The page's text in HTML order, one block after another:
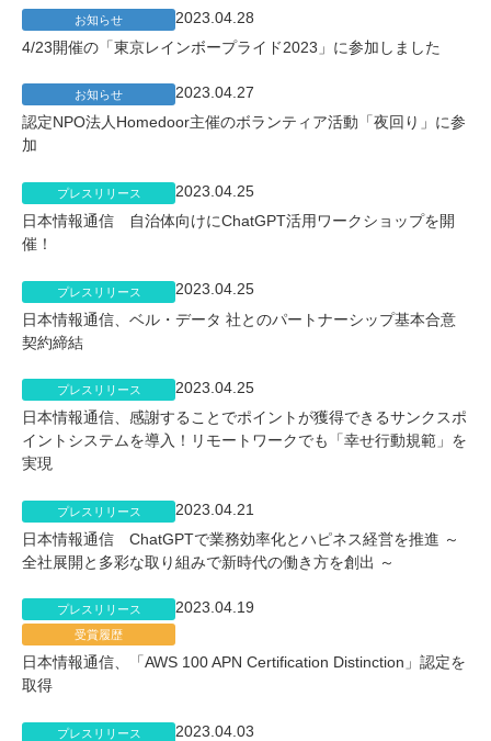
お知らせ
2023.04.28
4/23開催の「東京レインボープライド2023」に参加しました
お知らせ
2023.04.27
認定NPO法人Homedoor主催のボランティア活動「夜回り」に参
加
プレスリリース
2023.04.25
日本情報通信 自治体向けにChatGPT活用ワークショップを開
催！
プレスリリース
2023.04.25
日本情報通信、ベル・データ 社とのパートナーシップ基本合意
契約締結
プレスリリース
2023.04.25
日本情報通信、感謝することでポイントが獲得できるサンクスポ
イントシステムを導入！リモートワークでも「幸せ行動規範」を
実現
プレスリリース
2023.04.21
日本情報通信 ChatGPTで業務効率化とハピネス経営を推進 ～
全社展開と多彩な取り組みで新時代の働き方を創出 ～
プレスリリース
受賞履歴
2023.04.19
日本情報通信、「AWS 100 APN Certification Distinction」認定を
取得
プレスリリース
2023.04.03